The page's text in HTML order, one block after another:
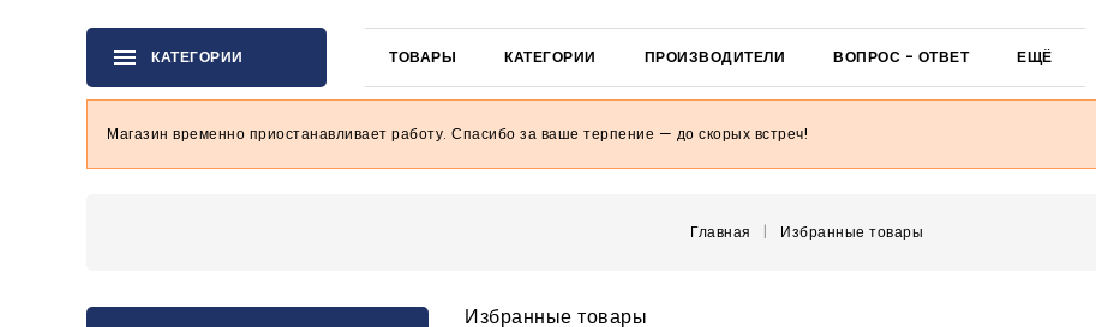
КАТЕГОРИИ ТОВАРЫ КАТЕГОРИИ ПРОИЗВОДИТЕЛИ ВОПРОС - ОТВЕТ ЕЩЁ
Магазин временно приостанавливает работу. Спасибо за ваше терпение — до скорых встреч!
Главная Избранные товары
Избранные товары